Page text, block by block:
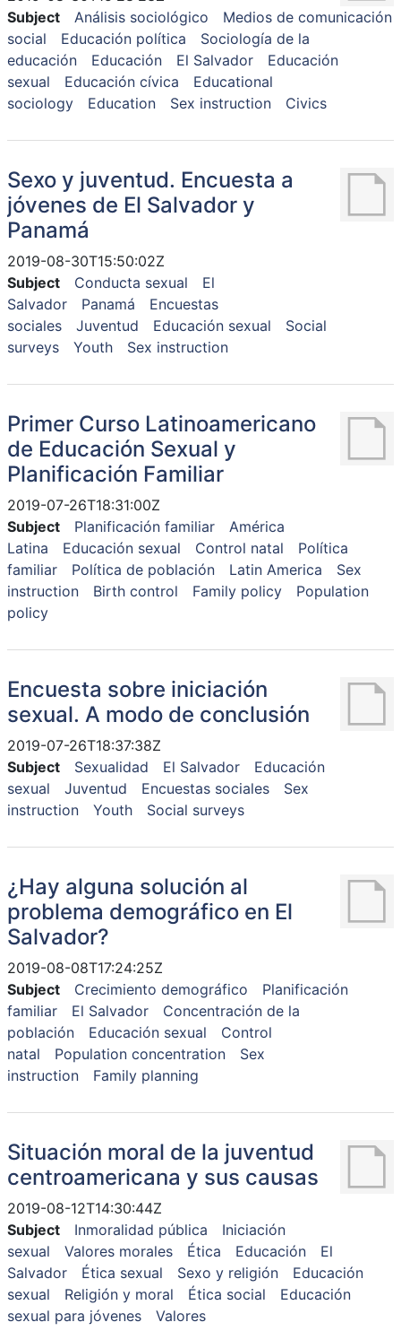
Subject
Análisis sociológico
Medios de comunicación
social
Educación política
Sociología de la
educación
Educación El Salvador
Educación
sexual
Educación cívica
Educational
sociology
Education Sex instruction Civics
Sexo y juventud. Encuesta a
jóvenes de El Salvador y
Panamá
2019-08-30T15:50:02Z
Subject
Conducta sexual
El
Salvador
Panamá
Encuestas
sociales
Juventud Educación sexual
Social
surveys
Youth Sex instruction
Primer Curso Latinoamericano
de Educación Sexual y
Planificación Familiar
2019-07-26T18:31:00Z
Subject
Planificación familiar
América
Latina
Educación sexual Control natal
Política
familiar
Política de población Latin America
Sex
instruction
Birth control Family policy
Population
policy
Encuesta sobre iniciación
sexual. A modo de conclusión
2019-07-26T18:37:38Z
Subject
Sexualidad El Salvador
Educación
sexual
Juventud Encuestas sociales
Sex
instruction
Youth Social surveys
¿Hay alguna solución al
problema demográfico en El
Salvador?
2019-08-08T17:24:25Z
Subject
Crecimiento demográfico
Planificación
familiar
El Salvador
Concentración de la
población
Educación sexual
Control
natal
Population concentration
Sex
instruction
Family planning
Situación moral de la juventud
centroamericana y sus causas
2019-08-12T14:30:44Z
Subject
Inmoralidad pública
Iniciación
sexual
Valores morales Ética Educación
El
Salvador
Ética sexual Sexo y religión
Educación
sexual
Religión y moral Ética social
Educación
sexual para jóvenes
Valores